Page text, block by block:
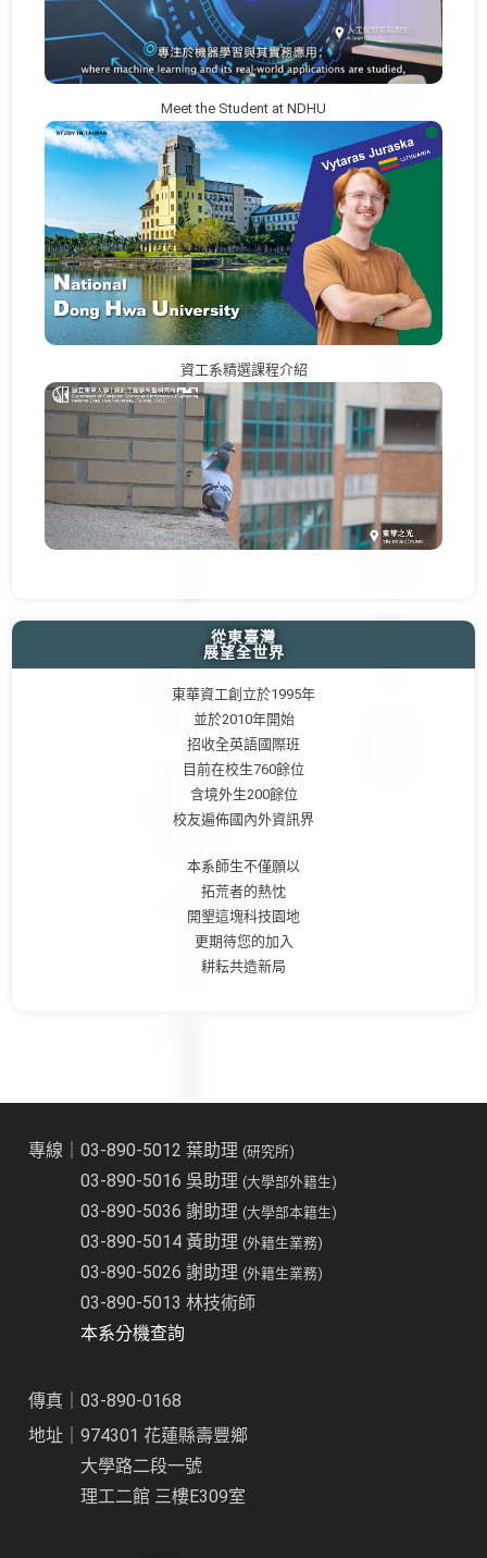
Meet the Student at NDHU
資工系精選課程介紹
從東臺灣
展望全世界
東華資工創立於1995年
並於2010年開始
招收全英語國際班
目前在校生760餘位
含境外生200餘位
校友遍佈國內外資訊界
本系師生不僅願以
拓荒者的熱忱
開墾這塊科技園地
更期待您的加入
耕耘共造新局
專線｜03-890-5012 葉助理(研究所)
03-890-5016 吳助理(大學部外籍生)
03-890-5036 謝助理(大學部本籍生)
03-890-5014 黃助理(外籍生業務)
03-890-5026 謝助理(外籍生業務)
03-890-5013 林技術師
本系分機查詢
傳真｜03-890-0168
地址｜974301 花蓮縣壽豐鄉
大學路二段一號
理工二館 三樓E309室